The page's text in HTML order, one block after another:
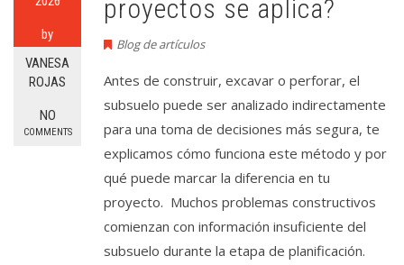
by
VANESA
ROJAS
NO
COMMENTS
proyectos se aplica?
Blog de artículos
Antes de construir, excavar o perforar, el
subsuelo puede ser analizado indirectamente
para una toma de decisiones más segura, te
explicamos cómo funciona este método y por
qué puede marcar la diferencia en tu
proyecto. Muchos problemas constructivos
comienzan con información insuficiente del
subsuelo durante la etapa de planificación.